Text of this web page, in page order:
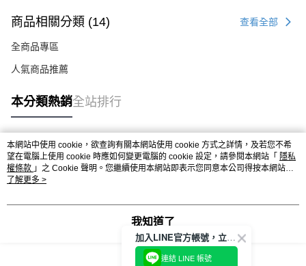
商品相關分類 (14) 查看全部
全商品專區
人氣商品推薦
本分類熱銷全站排行
熱門標籤
本網站中使用 cookie，欲查詢有關本網站使用 cookie 方式之詳情，及若您不希
望在電腦上使用 cookie 時應如何變更電腦的 cookie 設定，請參閱本網站「 隱私
權條款 」之 Cookie 聲明。您繼續使用本網站即表示您同意本公司得按本網站使
用條款之 Cookie 聲明使用 cookie。
了解更多 >
我知道了
加入LINE官方帳號，立即獲得$100購物金!
連結 LINE 帳號